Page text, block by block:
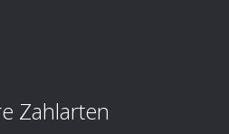
Zahlarten